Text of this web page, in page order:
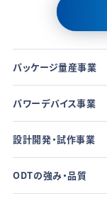
パッケージ量産事業
パワーデバイス事業
設計開発・試作事業
ODTの強み・品質